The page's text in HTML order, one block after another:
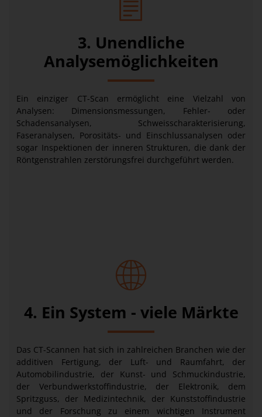
3. Unendliche
Analysemöglichkeiten
Ein einziger CT-Scan ermöglicht eine Vielzahl von
Analysen: Dimensionsmessungen, Fehler- oder
Schadensanalysen, Schweisscharakterisierung,
Faseranalysen, Porositäts- und Einschlussanalysen oder
sogar Inspektionen der inneren Strukturen, die dank der
Röntgenstrahlen zerstörungsfrei durchgeführt werden.
4. Ein System - viele Märkte
Das CT-Scannen hat sich in zahlreichen Branchen wie der
additiven Fertigung, der Luft- und Raumfahrt, der
Automobilindustrie, der Kunst- und Schmuckindustrie,
der Verbundwerkstoffindustrie, der Elektronik, dem
Spritzguss, der Medizintechnik, der Kunststoffindustrie
und der Forschung zu einem wichtigen Instrument